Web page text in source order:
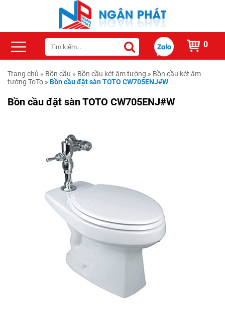
0
Trang chủ » Bồn cầu » Bồn cầu két âm tường » Bồn cầu két âm
tường ToTo » Bồn cầu đặt sàn TOTO CW705ENJ#W
Bồn cầu đặt sàn TOTO CW705ENJ#W